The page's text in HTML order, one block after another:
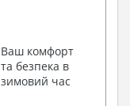
Ваш комфорт
та безпека в
зимовий час